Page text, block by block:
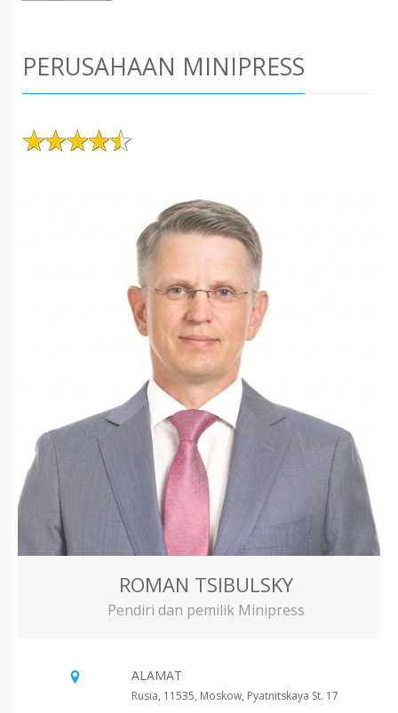
PERUSAHAAN MINIPRESS
ROMAN TSIBULSKY
Pendiri dan pemilik Minipress
ALAMAT
Rusia, 11535, Moskow, Pyatnitskaya St. 17